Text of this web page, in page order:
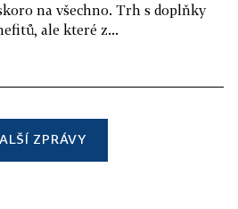
na všechno. Trh s doplňky
ale které z...
ZPRÁVY